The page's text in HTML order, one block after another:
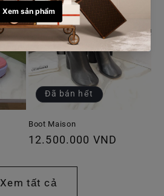
Đã bán hết
Boot Maison
Giá
thường
12.500.000 VND
Xem tất cả